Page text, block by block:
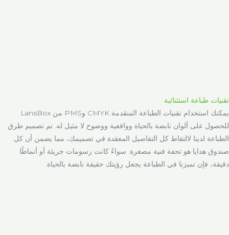
تقنيات طباعة استثنائية
يمكنك استخدام تقنيات الطباعة المتقدمة CMYK وPMS من LansBox
للحصول على ألوان نابضة بالحياة وواقعية ووضوح لا مثيل له. تم تصميم طرق
الطباعة لدينا لالتقاط كل التفاصيل المعقدة في تصميمك، مما يضمن أن كل
صندوق هدايا هو تحفة فنية مصغرة. سواءً كانت رسومات جريئة أو أنماطًا
دقيقة، فإن تميزنا في الطباعة يجعل رؤيتك حقيقة نابضة بالحياة.